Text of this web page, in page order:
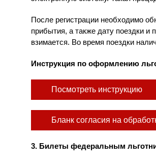
После регистрации необходимо
прибытия, а также дату поездки и
взимается. Во время поездки
Инструкция по оформлению
Посмотреть инструкцию
Бланк согласия на
3. Билеты федеральным